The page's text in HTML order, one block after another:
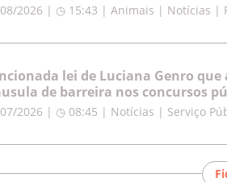
2026 | ◷ 15:43 | Animais | Notícias |
lei de Luciana Genro que
de barreira nos concursos
2026 | ◷ 08:45 | Notícias | Serviço